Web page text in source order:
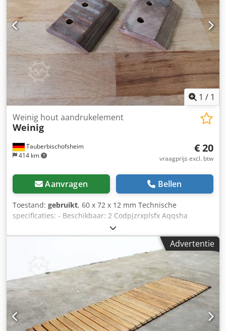
1 / 1
Tauberbischofsheim
414 km
Weinig hout aandrukelement
Weinig
€ 20
vraagprijs excl. btw
Aanvragen Bellen
Toestand: gebruikt, 60 x 72 x 12 mm Technische
specificaties: - Beschikbaar: 2 Codpjzrxplsfx Aqqsha
Advertentie